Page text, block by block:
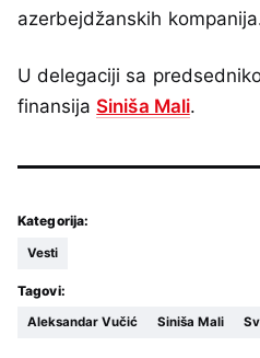
azerbejdžanskih
U delegaciji sa
finansijaSiniša Mali.
Kategorija:
Vesti
Tagovi:
Aleksandar Vučić Siniša Mali